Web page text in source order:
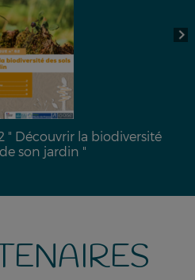
" Découvrir la biodiversité
son jardin "